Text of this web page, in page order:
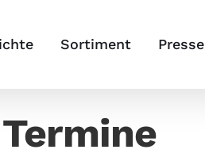
Sortiment Presse